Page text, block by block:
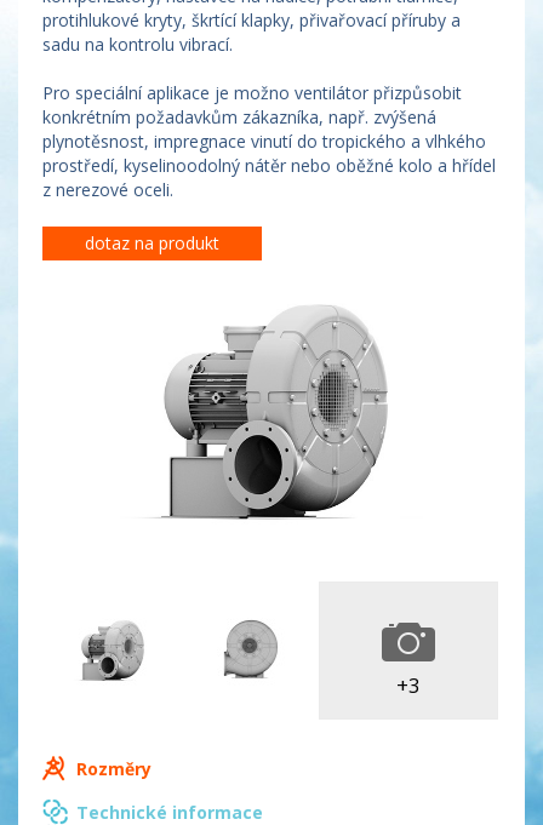
protihlukové kryty, škrtící klapky, přivařovací příruby a
sadu na kontrolu vibrací.
Pro speciální aplikace je možno ventilátor přizpůsobit
konkrétním požadavkům zákazníka, např. zvýšená
plynotěsnost, impregnace vinutí do tropického a vlhkého
prostředí, kyselinoodolný nátěr nebo oběžné kolo a hřídel
z nerezové oceli.
dotaz na produkt
+3
Rozměry
Technické informace